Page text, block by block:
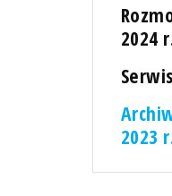
2024
2023